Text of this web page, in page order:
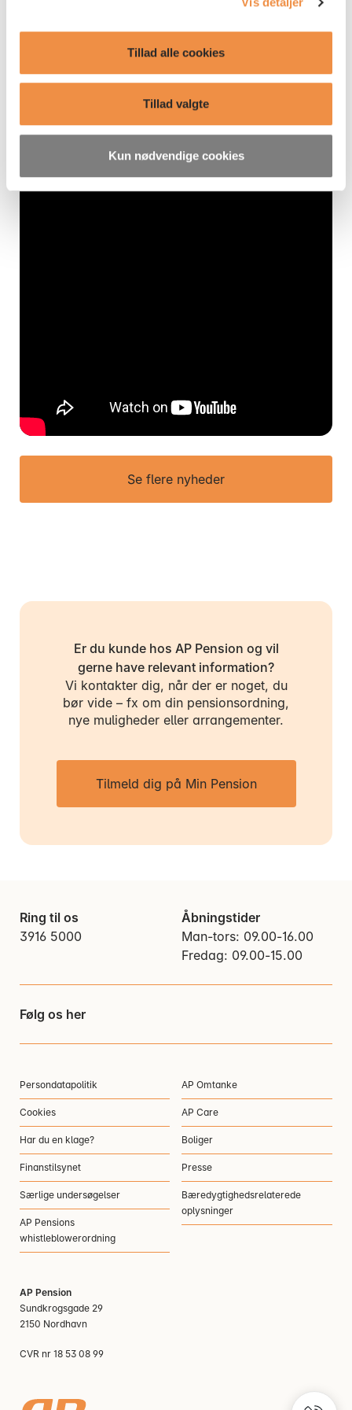
Tillad alle cookies
Tillad valgte
Kun nødvendige cookies
forklarer mere om den aktuelle situation på de
finansielle markeder.
Se flere nyheder
Er du kunde hos AP Pension og vil
gerne have relevant information?
Vi kontakter dig, når der er noget, du
bør vide – fx om din pensionsordning,
nye muligheder eller arrangementer.
Tilmeld dig på Min Pension
Ring til os
3916 5000
Åbningstider
Man-tors: 09.00-16.00
Fredag: 09.00-15.00
Følg os her
Persondatapolitik
Cookies
Har du en klage?
Finanstilsynet
Særlige undersøgelser
AP Pensions
whistleblowerordning
AP Omtanke
AP Care
Boliger
Presse
Bæredygtighedsrelaterede
oplysninger
AP Pension
Sundkrogsgade 29
2150 Nordhavn
CVR nr 18 53 08 99